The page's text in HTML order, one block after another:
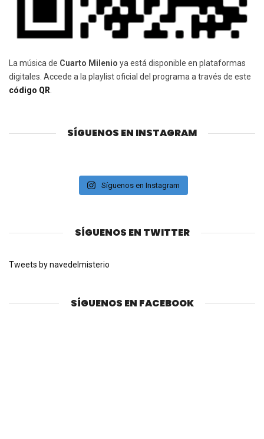
La música de Cuarto Milenio ya está disponible en plataformas
digitales. Accede a la playlist oficial del programa a través de este
código QR
SÍGUENOS EN INSTAGRAM
Síguenos en Instagram
SÍGUENOS EN TWITTER
Tweets by navedelmisterio
SÍGUENOS EN FACEBOOK